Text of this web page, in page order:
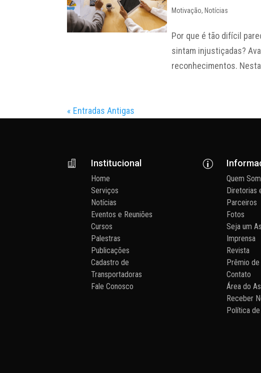
Motivação, Notícias
Por que é tão difícil
sintam injustiçadas?
reconhecimentos.
« Entradas Antigas
 Institucional
Home
Serviços
Notícias
Eventos e Reuniões
Cursos
Palestras
Publicações
Cadastro de
Transportadoras
Fale Conosco
p
Quem
Diretorias
Parceiros
Fotos
Seja um
Imprensa
Revista
Prêmio
Contato
Área do
Receber
Política